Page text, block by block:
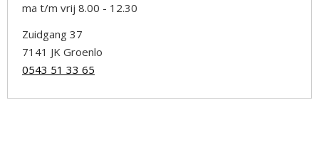
ma t/m vrij 8.00 - 12.30
Zuidgang 37
7141 JK Groenlo
0543 51 33 65